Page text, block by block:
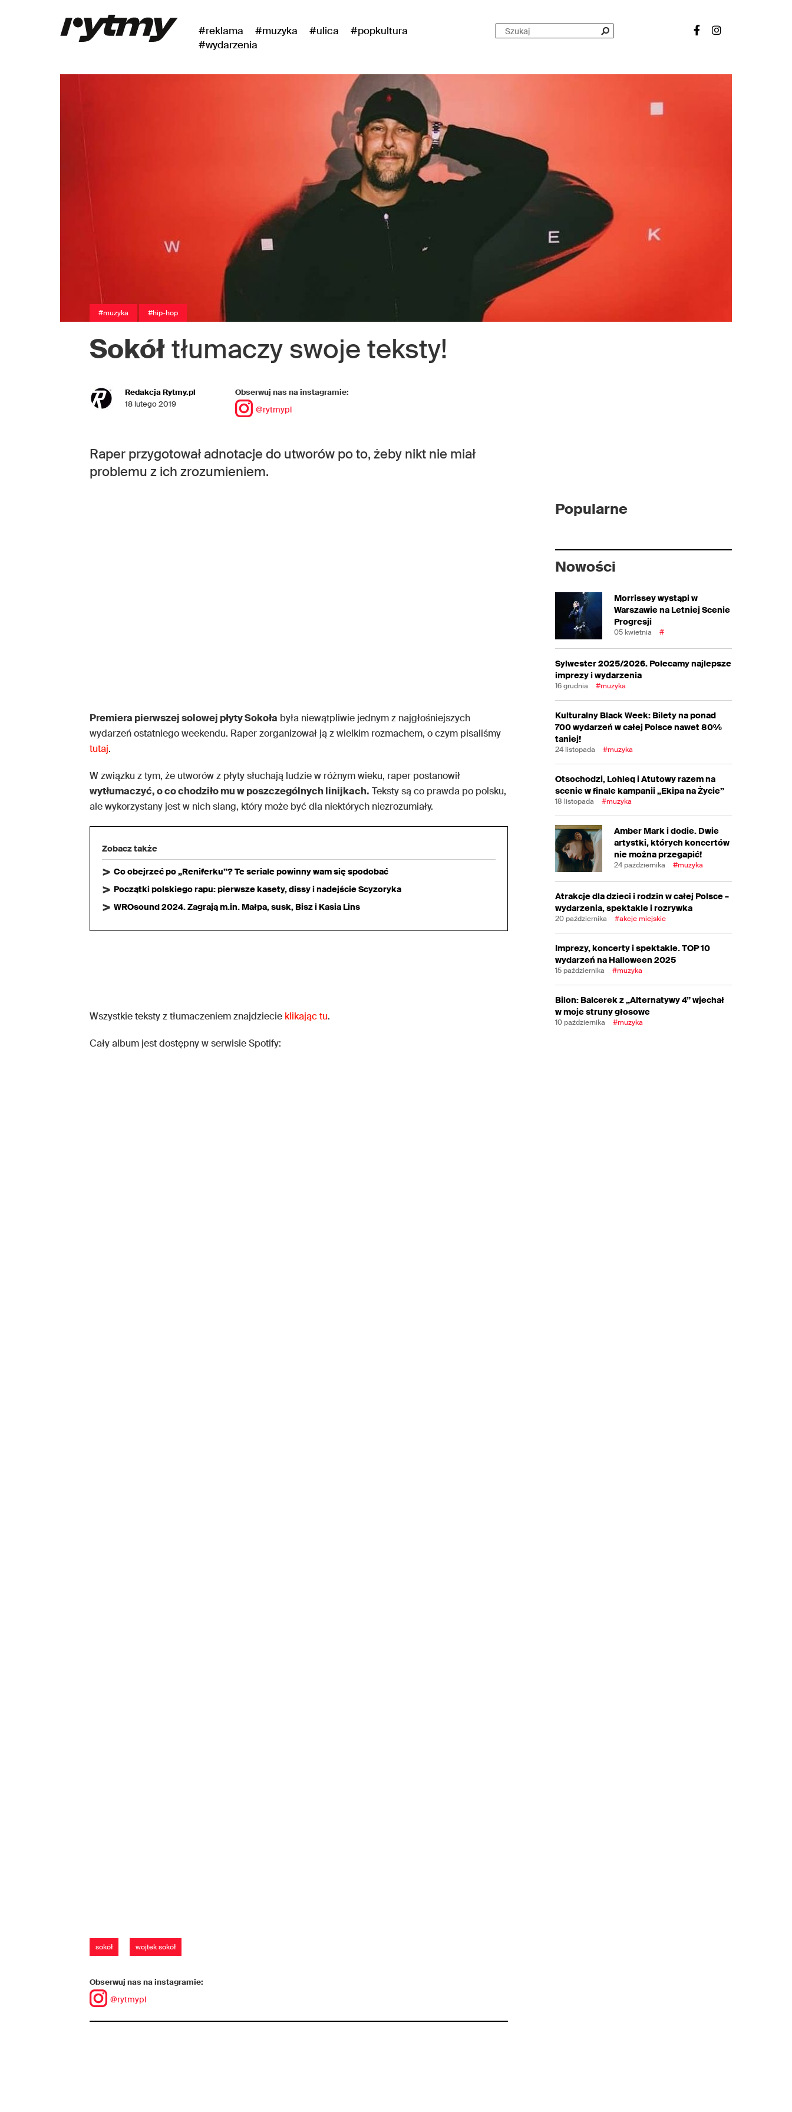
#reklama #muzyka #ulica
#popkultura
#wydarzenia
#muzyka #hip-hop
Sokółtłumaczy swoje teksty!
Redakcja Rytmy.pl
18 lutego 2019
Obserwuj nas na instagramie:
@rytmypl
Raper przygotował adnotacje do utworów po to, żeby nikt nie miał
problemu z ich zrozumieniem.
Premiera pierwszej solowej płyty Sokoła była niewątpliwie jednym z najgłośniejszych
wydarzeń ostatniego weekendu. Raper zorganizował ją z wielkim rozmachem, o czym pisaliśmy
tutaj.
W związku z tym, że utworów z płyty słuchają ludzie w różnym wieku, raper postanowił
wytłumaczyć, o co chodziło mu w poszczególnych linijkach. Teksty są co prawda po polsku,
ale wykorzystany jest w nich slang, który może być dla niektórych niezrozumiały.
Zobacz także
Co obejrzeć po „Reniferku”? Te seriale powinny wam się spodobać
Początki polskiego rapu: pierwsze kasety, dissy i nadejście Scyzoryka
WROsound 2024. Zagrają m.in. Małpa, susk, Bisz i Kasia Lins
Wszystkie teksty z tłumaczeniem znajdziecie klikając tu.
Cały album jest dostępny w serwisie Spotify:
sokół wojtek sokół
Obserwuj nas na instagramie:
@rytmypl
Popularne
Nowości
Morrissey wystąpi w
Warszawie na Letniej Scenie
Progresji
05 kwietnia #
Sylwester 2025/2026. Polecamy najlepsze
imprezy i wydarzenia
16 grudnia #muzyka
Kulturalny Black Week: Bilety na ponad
700 wydarzeń w całej Polsce nawet 80%
taniej!
24 listopada #muzyka
Otsochodzi, Lohleq i Atutowy razem na
scenie w finale kampanii „Ekipa na Życie”
18 listopada #muzyka
Amber Mark i dodie. Dwie
artystki, których koncertów
nie można przegapić!
24 października #muzyka
Atrakcje dla dzieci i rodzin w całej Polsce –
wydarzenia, spektakle i rozrywka
20 października #akcje miejskie
Imprezy, koncerty i spektakle. TOP 10
wydarzeń na Halloween 2025
15 października #muzyka
Bilon: Balcerek z „Alternatywy 4” wjechał
w moje struny głosowe
10 października #muzyka